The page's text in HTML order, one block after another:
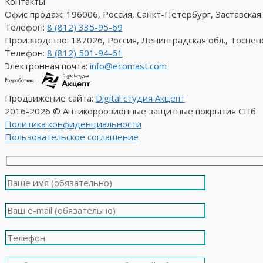
Офис продаж: 196006, Россия, Санкт-Петербург, Заставская
Телефон: 8 (812) 335-95-69
Производство: 187026, Россия, Ленинградская обл.,
Телефон: 8 (812) 501-94-61
Электронная почта: info@ecomast.com
Продвижение сайта: Digital студия Акцепт
2016-2026 © Антикоррозионные защитные покрытия СПб
Политика конфиденциальности
Пользовательское соглашение